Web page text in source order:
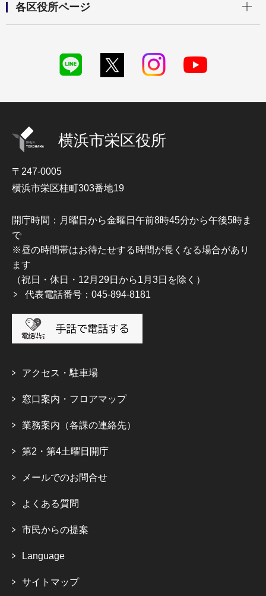
各区役所ページ
横浜市栄区役所
〒247-0005
横浜市栄区桂町303番地19
開庁時間：月曜日から金曜日午前8時45分から午後5時ま
で
※昼の時間帯はお待たせする時間が長くなる場合があり
ます
（祝日・休日・12月29日から1月3日を除く）
代表電話番号：045-894-8181
アクセス・駐車場
窓口案内・フロアマップ
業務案内（各課の連絡先）
第2・第4土曜日開庁
メールでのお問合せ
よくある質問
市民からの提案
Language
サイトマップ